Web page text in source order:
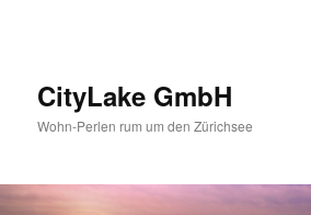
CityLake GmbH
Wohn-Perlen rum um den Zürichsee